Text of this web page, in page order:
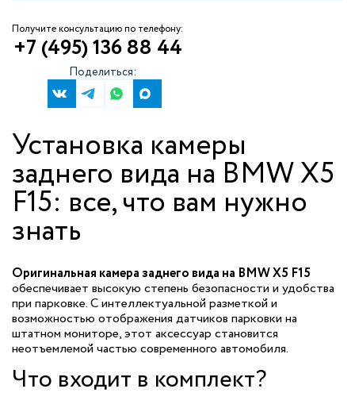
Получите консультацию по телефону:
+7 (495) 136 88 44
Поделиться:
Установка камеры
заднего вида на BMW X5
F15: все, что вам нужно
знать
Оригинальная камера заднего вида на BMW X5 F15
обеспечивает высокую степень безопасности и удобства
при парковке. С интеллектуальной разметкой и
возможностью отображения датчиков парковки на
штатном мониторе, этот аксессуар становится
неотъемлемой частью современного автомобиля.
Что входит в комплект?